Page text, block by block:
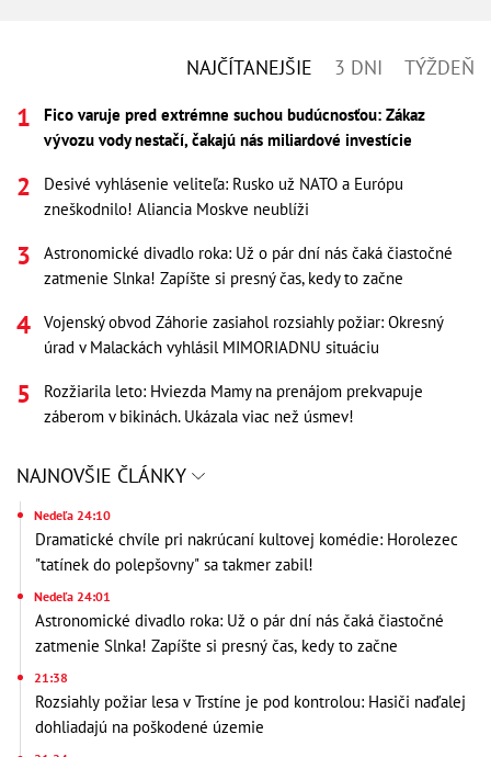
NAJČÍTANEJŠIE 3 DNI TÝŽDEŇ
Fico varuje pred extrémne suchou budúcnosťou: Zákaz
vývozu vody nestačí, čakajú nás miliardové investície
Desivé vyhlásenie veliteľa: Rusko už NATO a Európu
zneškodnilo! Aliancia Moskve neublíži
Astronomické divadlo roka: Už o pár dní nás čaká čiastočné
zatmenie Slnka! Zapíšte si presný čas, kedy to začne
Vojenský obvod Záhorie zasiahol rozsiahly požiar: Okresný
úrad v Malackách vyhlásil MIMORIADNU situáciu
Rozžiarila leto: Hviezda Mamy na prenájom prekvapuje
záberom v bikinách. Ukázala viac než úsmev!
NAJNOVŠIE ČLÁNKY
Nedeľa 24:10
Dramatické chvíle pri nakrúcaní kultovej komédie: Horolezec
"tatínek do polepšovny" sa takmer zabil!
Nedeľa 24:01
Astronomické divadlo roka: Už o pár dní nás čaká čiastočné
zatmenie Slnka! Zapíšte si presný čas, kedy to začne
21:38
Rozsiahly požiar lesa v Trstíne je pod kontrolou: Hasiči naďalej
dohliadajú na poškodené územie